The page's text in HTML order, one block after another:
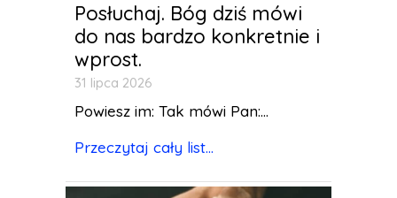
Posłuchaj. Bóg dziś mówi
do nas bardzo konkretnie i
wprost.
31 lipca 2026
Powiesz im: Tak mówi Pan:...
Przeczytaj cały list...